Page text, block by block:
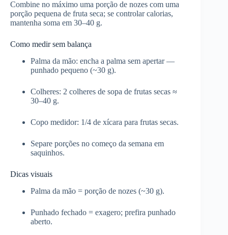
Combine no máximo uma porção de nozes com uma
porção pequena de fruta seca; se controlar calorias,
mantenha soma em 30–40 g.
Como medir sem balança
Palma da mão: encha a palma sem apertar —
punhado pequeno (~30 g).
Colheres: 2 colheres de sopa de frutas secas ≈
30–40 g.
Copo medidor: 1/4 de xícara para frutas secas.
Separe porções no começo da semana em
saquinhos.
Dicas visuais
Palma da mão = porção de nozes (~30 g).
Punhado fechado = exagero; prefira punhado
aberto.